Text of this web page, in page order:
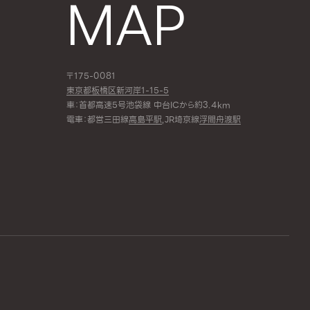
MAP
〒175-0081
東京都板橋区新河岸1-15-5
車：首都高速5号池袋線 中台ICから約3.4km
電車：都営三田線高島平駅,JR埼京線浮間舟渡駅